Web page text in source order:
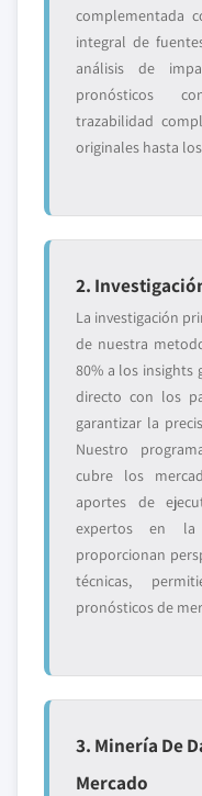
complementada
integral de
análisis de
pronósticos
trazabilidad
originales hasta
2.
La investigación
de nuestra
80% a los insights
directo con los
garantizar la
Nuestro
cubre los
aportes de
expertos en la
proporcionan
técnicas,
pronósticos de
3. Minería De
Mercado